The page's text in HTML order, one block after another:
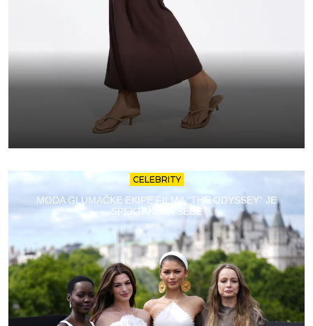
CELEBRITY
MODA GLUMAČKE EKIPE FILMA “THE ODYSSEY” JE
SPEKTAKL ZA SEBE